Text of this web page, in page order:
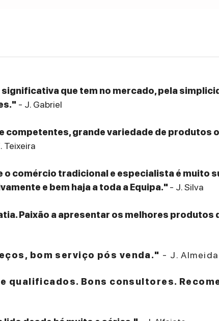
significativa que tem no mercado, pela
- J. Gabriel
competentes, grande variedade de produtos
Teixeira
o comércio tradicional e especialista é muito
e bem haja a toda a Equipa."- J. Silva
Paixão a apresentar os melhores produtos
bom serviço pós venda." - J. Almeida
qualificados. Bons consultores.